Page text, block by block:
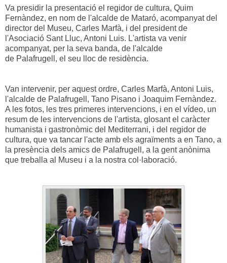
Va presidir la presentació el regidor de cultura, Quim
Fernàndez, en nom de l'alcalde de Mataró, acompanyat del
director del Museu, Carles Marfà, i del president de
l'Asociació Sant Lluc, Antoni Luis. L'artista va venir
acompanyat, per la seva banda, de l'alcalde
de Palafrugell, el seu lloc de residència.
Van intervenir, per aquest ordre, Carles Marfà, Antoni Luis,
l'alcalde de Palafrugell, Tano Pisano i Joaquim Fernàndez.
A les fotos, les tres primeres intervencions, i en el vídeo, un
resum de les intervencions de l'artista, glosant el caràcter
humanista i gastronòmic del Mediterrani, i del regidor de
cultura, que va tancar l'acte amb els agraïments a en Tano, a
la presència dels amics de Palafrugell, a la gent anònima
que treballa al Museu i a la nostra col·laboració.